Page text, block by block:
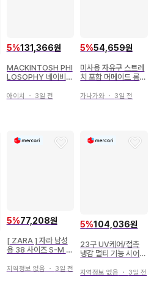
5%131,366원
MACKINTOSH PHI
LOSOPHY 네이비
601 ]
아이치 ・ 3일 전
5%54,659원
미사용 자유구 스트레
치 포함 머메이드 롱
가나가와 ・ 3일 전
5%77,208원
[ ZARA ] 자라 남성
용 38 사이즈 S-M 블
바지
지역정보 없음 ・ 3일 전
5%104,036원
23구 UV케어/접촉
냉감 멀티 기능 시어
M
지역정보 없음 ・ 3일 전